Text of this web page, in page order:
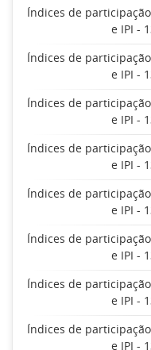
Índices de
e IPI -
Índices de
e IPI -
Índices de
e IPI -
Índices de
e IPI -
Índices de
e IPI -
Índices de
e IPI -
Índices de
e IPI -
Índices de
e IPI -